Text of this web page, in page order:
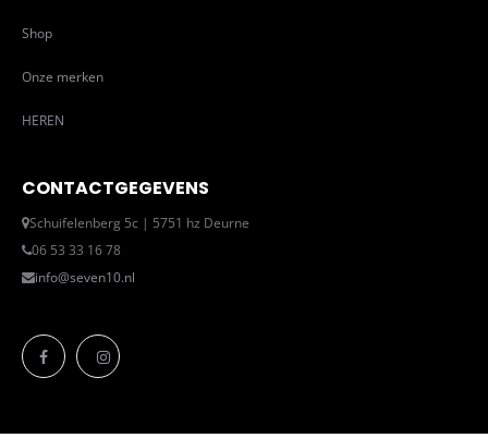
Shop
Onze merken
HEREN
CONTACTGEGEVENS
Schuifelenberg 5c | 5751 hz Deurne
06 53 33 16 78
info@seven10.nl